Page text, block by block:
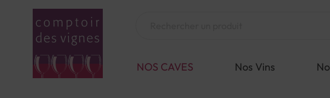
NOS CAVES Nos Vins